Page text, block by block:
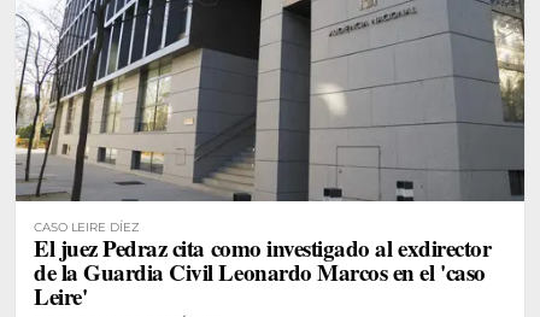
CASO LEIRE DÍEZ
El juez Pedraz cita como investigado al exdirector
de la Guardia Civil Leonardo Marcos en el 'caso
Leire'